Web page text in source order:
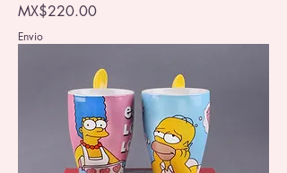
Price
MX$220.00
Envio